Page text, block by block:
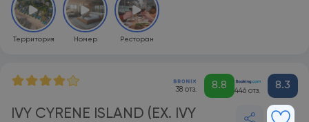
Территория Номер Ресторан
38 отз. 8.8 446 отз. 8.3
IVY CYRENE ISLAND (EX. IVY